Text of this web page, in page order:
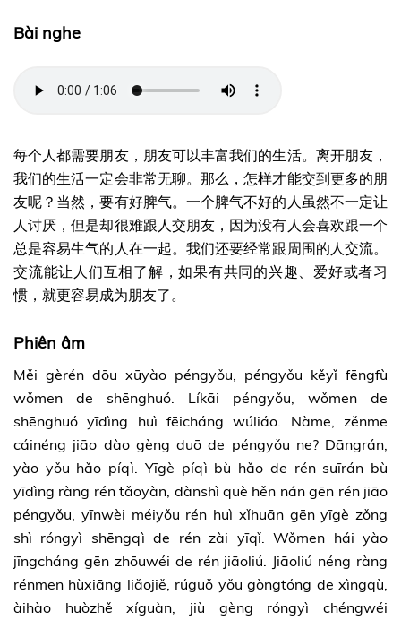
Bài nghe
每个人都需要朋友，朋友可以丰富我们的生活。离开朋友，
我们的生活一定会非常无聊。那么，怎样才能交到更多的朋
友呢？当然，要有好脾气。一个脾气不好的人虽然不一定让
人讨厌，但是却很难跟人交朋友，因为没有人会喜欢跟一个
总是容易生气的人在一起。我们还要经常跟周围的人交流。
交流能让人们互相了解，如果有共同的兴趣、爱好或者习
惯，就更容易成为朋友了。
Phiên âm
Měi gèrén dōu xūyào péngyǒu, péngyǒu kěyǐ fēngfù
wǒmen de shēnghuó. Líkāi péngyǒu, wǒmen de
shēnghuó yīdìng huì fēicháng wúliáo. Nàme, zěnme
cáinéng jiāo dào gèng duō de péngyǒu ne? Dāngrán,
yào yǒu hǎo píqì. Yīgè píqì bù hǎo de rén suīrán bù
yīdìng ràng rén tǎoyàn, dànshì què hěn nán gēn rén jiāo
péngyǒu, yīnwèi méiyǒu rén huì xǐhuān gēn yīgè zǒng
shì róngyì shēngqì de rén zài yīqǐ. Wǒmen hái yào
jīngcháng gēn zhōuwéi de rén jiāoliú. Jiāoliú néng ràng
rénmen hùxiāng liǎojiě, rúguǒ yǒu gòngtóng de xìngqù,
àihào huòzhě xíguàn, jiù gèng róngyì chéngwéi